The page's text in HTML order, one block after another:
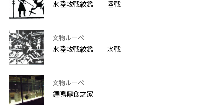
水陸攻戰紋鑑──陸戰
文物ルーペ
水陸攻戰紋鑑──水戰
文物ルーペ
鐘鳴鼎食之家